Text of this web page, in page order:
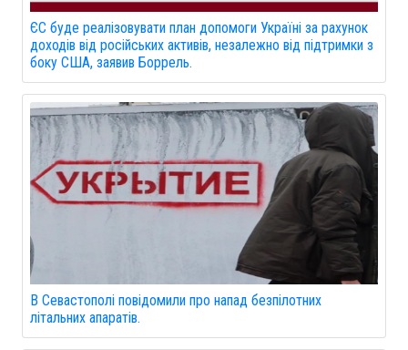
ЄС буде реалізовувати план допомоги Україні за рахунок
доходів від російських активів, незалежно від підтримки з
боку США, заявив Боррель.
В Севастополі повідомили про напад безпілотних
літальних апаратів.